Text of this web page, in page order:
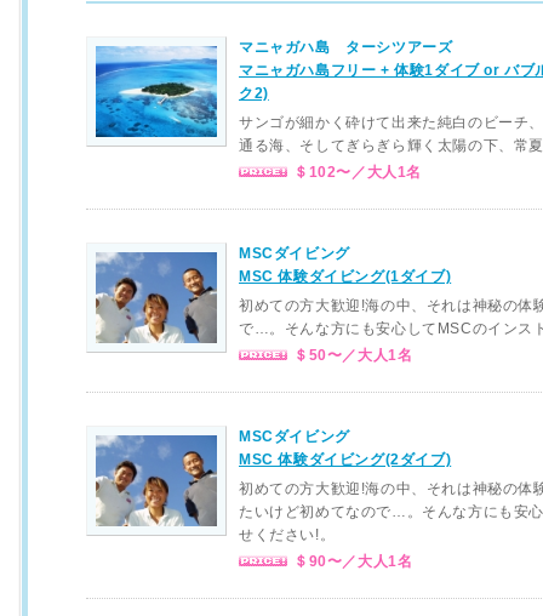
マニャガハ島 ターシツアーズ
マニャガハ島フリー + 体験1ダイブ or バ
ク2)
サンゴが細かく砕けて出来た純白のビーチ
通る海、そしてぎらぎら輝く太陽の下、常
＄102〜／大人1名
MSCダイビング
MSC 体験ダイビング(1ダイブ)
初めての方大歓迎!海の中、それは神秘の体
で…。そんな方にも安心してMSCのインス
＄50〜／大人1名
MSCダイビング
MSC 体験ダイビング(2ダイブ)
初めての方大歓迎!海の中、それは神秘の体
たいけど初めてなので…。そんな方にも安
せください!。
＄90〜／大人1名